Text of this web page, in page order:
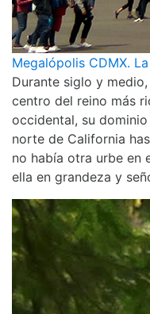
Megalópolis CDMX.
Durante siglo y
centro del reino más
occidental, su
norte de California
no había otra urbe en
ella en grandeza y